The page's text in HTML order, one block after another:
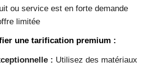
ou service est en forte demande
limitée
une tarification premium :
: Utilisez des matériaux